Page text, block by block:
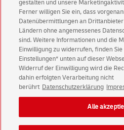
Geschäftskunden
für Briefmarke
Zur Newsletter-
© Thu Aug 06 23:20:55 CEST
Datenschutz
Einwilligungs-Einstellungen
gestalten und unsere
Ferner willigen Sie ein, dass
Datenübermittlungen an
Ländern ohne angemessenes
sind. Weitere Informationen und die
Einwilligung zu widerrufen, finden
Einstellungen“ unten auf dieser
Widerruf der Einwilligung wird die
dahin erfolgten Verarbeitung nicht
berührt Datenschutzerklärung
Alle